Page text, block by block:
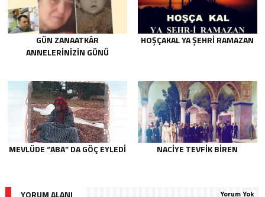
GÜN ZANAATKÂR
ANNELERİNİZİN GÜNÜ
HOŞÇAKAL YA ŞEHRİ RAMAZAN
MEVLÜDE “ABA” DA GÖÇ EYLEDI NACIYE TEVFIK BIREN
YORUM ALANI Yorum Yok